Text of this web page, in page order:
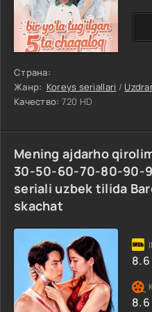
Страна:
Жанр: Koreys seriallari /
Качество: 720 HD
Mening ajdarho
30-50-60-70-80-90-
seriali uzbek tilida
skachat
8.6
8.6